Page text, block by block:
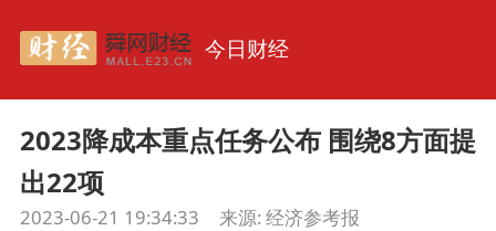
今日财经
2023降成本重点任务公布 围绕8方面提
出22项
2023-06-21 19:34:33 来源: 经济参考报